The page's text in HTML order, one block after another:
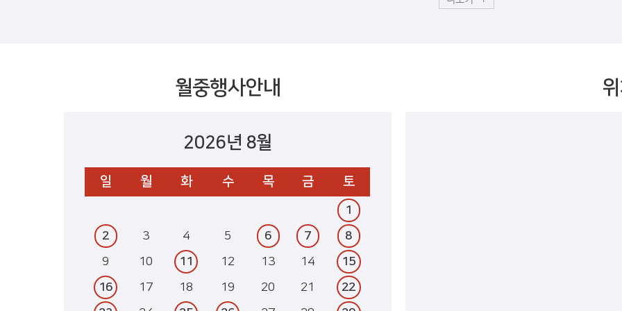
월중행사안내
2026년 8월
일 월 화 수 목 금 토
1
2
3 4 5 6 7
8
9
10 11 12 13 14
15
16
17 18 19 20 21
22